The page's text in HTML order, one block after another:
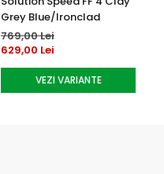
Grey Blue/Ironclad
769,00 Lei
629,00 Lei
VEZI VARIANTE